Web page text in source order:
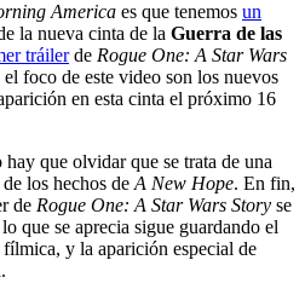
America es que tenemos un
la nueva cinta de la Guerra de las
tráilerde Rogue One: A Star Wars
el foco de este video son los nuevos
en esta cinta el próximo 16
que olvidar que se trata de una
de los hechos deA New Hope. En fin,
de Rogue One: A Star Wars Story se
que se aprecia sigue guardando el
fílmica, y la aparición especial de